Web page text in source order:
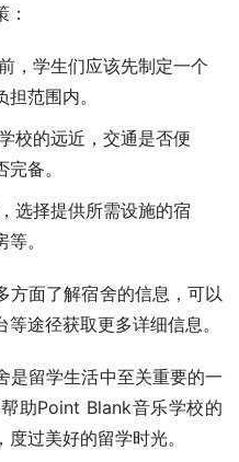
，学生们应该先制定一个
范围内。
校的远近，交通是否便
备。
选择提供所需设施的宿
。
方面了解宿舍的信息，可以
途径获取更多详细信息。
是留学生活中至关重要的一
助Point Blank音乐学校的
过美好的留学时光。